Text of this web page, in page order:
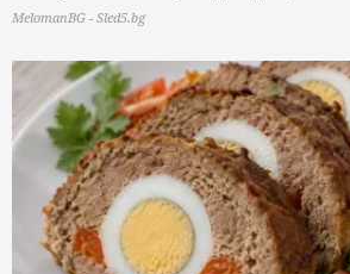
MelomanBG - Sled5.bg